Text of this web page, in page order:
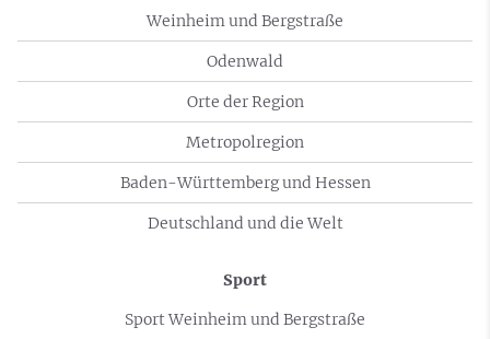
Weinheim und Bergstraße
Odenwald
Orte der Region
Metropolregion
Baden-Württemberg und Hessen
Deutschland und die Welt
Sport
Sport Weinheim und Bergstraße